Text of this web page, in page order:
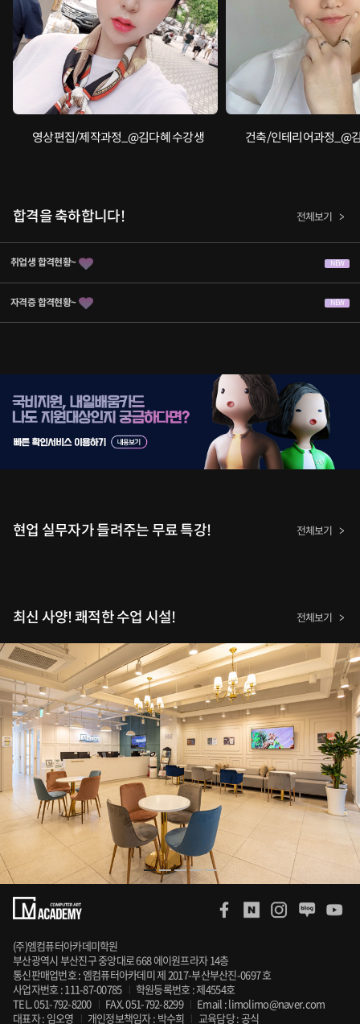
영상편집/제작과정_@김다혜 수강생 건축/인테리어과정_@
합격을 축하합니다!
취업생 합격현황~ NEW
자격증 합격현황~ NEW
전체보기
현업 실무자가 들려주는 무료 특강! 전체보기
최신 사양! 쾌적한 수업 시설! 전체보기
(주)엠컴퓨터아카데미학원
부산광역시 부산진구 중앙대로 668 에이원프라자 14층
통신판매업번호 : 엠컴퓨터아카데미 제 2017-부산부산진-0697 호
사업자번호 : 111-87-00785
학원등록번호 : 제4554호
TEL.051-792-8200 | FAX. 051-792-8299 | Email :limolimo@naver.com
대표자 : 임오영
개인정보책임자 : 박수희 | 교육담당 :공식